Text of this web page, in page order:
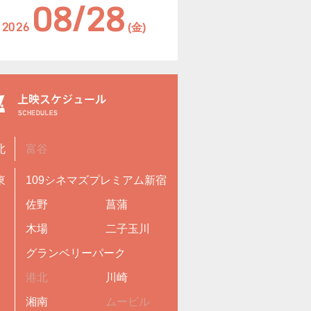
2026 08/28 (金)
富谷
109シネマズプレミアム新宿
佐野 菖蒲
木場 二子玉川
グランベリーパーク
港北 川崎
湘南 ムービル